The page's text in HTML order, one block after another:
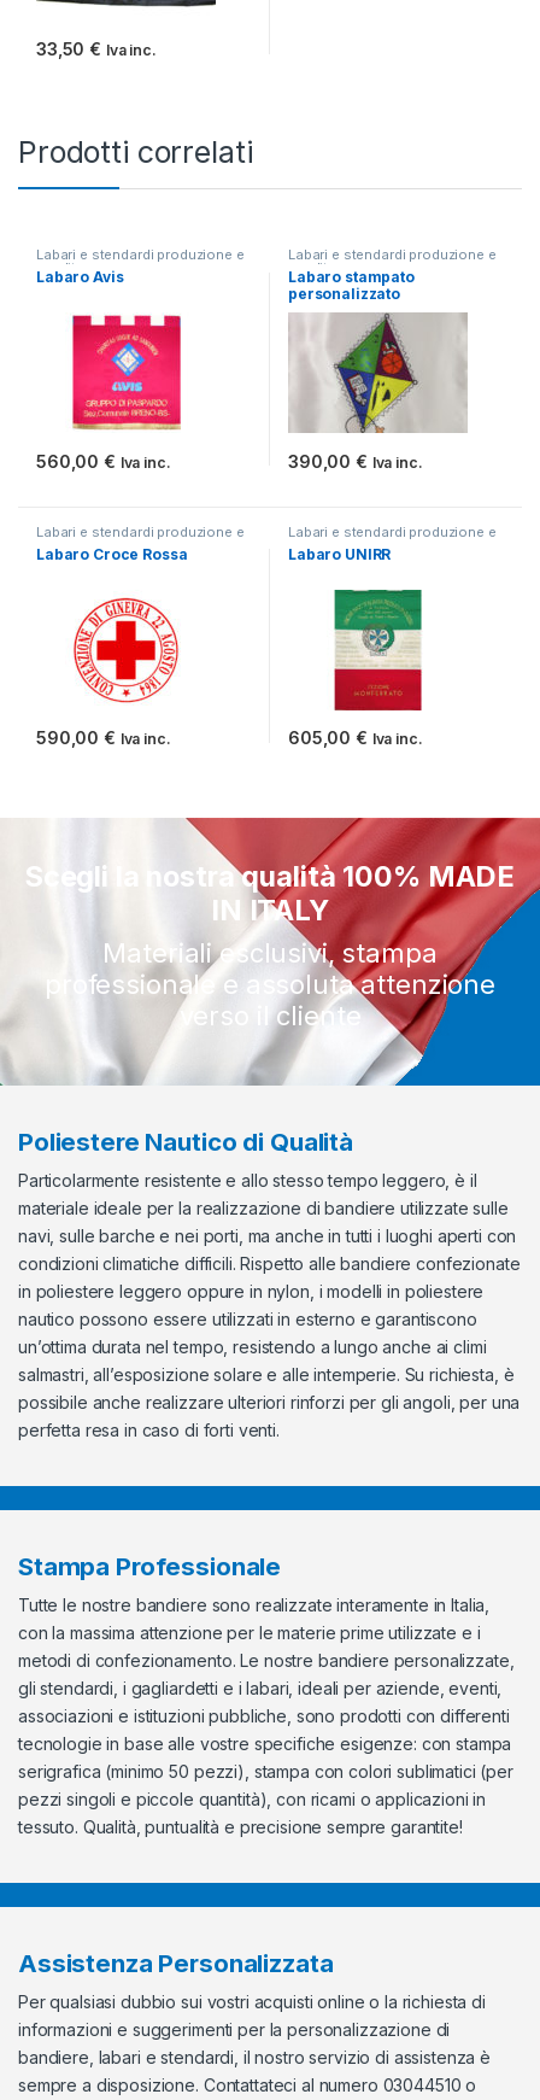
33,50 € Iva inc.
Prodotti correlati
Labari e stendardi produzione e
vendita
Labaro Avis
560,00 € Iva inc.
Labari e stendardi produzione e
vendita
Labaro stampato
personalizzato
390,00 € Iva inc.
Labari e stendardi produzione e
vendita
Labaro Croce Rossa
590,00 € Iva inc.
Labari e stendardi produzione e
vendita
Labaro UNIRR
605,00 € Iva inc.
Scegli la nostra qualità 100% MADE
IN ITALY
Materiali esclusivi, stampa
professionale e assoluta attenzione
verso il cliente
Poliestere Nautico di Qualità
Particolarmente resistente e allo stesso tempo leggero, è il
materiale ideale per la realizzazione di bandiere utilizzate sulle
navi, sulle barche e nei porti, ma anche in tutti i luoghi aperti con
condizioni climatiche difficili. Rispetto alle bandiere confezionate
in poliestere leggero oppure in nylon, i modelli in poliestere
nautico possono essere utilizzati in esterno e garantiscono
un’ottima durata nel tempo, resistendo a lungo anche ai climi
salmastri, all’esposizione solare e alle intemperie. Su richiesta, è
possibile anche realizzare ulteriori rinforzi per gli angoli, per una
perfetta resa in caso di forti venti.
Stampa Professionale
Tutte le nostre bandiere sono realizzate interamente in Italia,
con la massima attenzione per le materie prime utilizzate e i
metodi di confezionamento. Le nostre bandiere personalizzate,
gli stendardi, i gagliardetti e i labari, ideali per aziende, eventi,
associazioni e istituzioni pubbliche, sono prodotti con differenti
tecnologie in base alle vostre specifiche esigenze: con stampa
serigrafica (minimo 50 pezzi), stampa con colori sublimatici (per
pezzi singoli e piccole quantità), con ricami o applicazioni in
tessuto. Qualità, puntualità e precisione sempre garantite!
Assistenza Personalizzata
Per qualsiasi dubbio sui vostri acquisti online o la richiesta di
informazioni e suggerimenti per la personalizzazione di
bandiere, labari e stendardi, il nostro servizio di assistenza è
sempre a disposizione. Contattateci al numero 03044510 o